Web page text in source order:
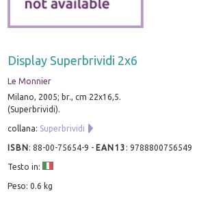
Display Superbrividi 2x6
Le Monnier
Milano, 2005; br., cm 22x16,5.
(Superbrividi).
collana: Superbrividi
ISBN:88-00-75654-9 - EAN13 :9788800756549
Testo in:
Peso: 0.6 kg